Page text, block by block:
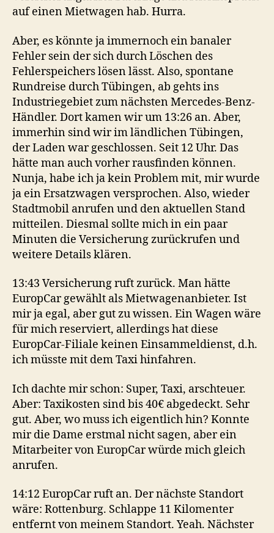
auf einen Mietwagen hab. Hurra.
Aber, es könnte ja immernoch ein banaler
Fehler sein der sich durch Löschen des
Fehlerspeichers lösen lässt. Also, spontane
Rundreise durch Tübingen, ab gehts ins
Industriegebiet zum nächsten Mercedes-Benz-
Händler. Dort kamen wir um 13:26 an. Aber,
immerhin sind wir im ländlichen Tübingen,
der Laden war geschlossen. Seit 12 Uhr. Das
hätte man auch vorher rausfinden können.
Nunja, habe ich ja kein Problem mit, mir wurde
ja ein Ersatzwagen versprochen. Also, wieder
Stadtmobil anrufen und den aktuellen Stand
mitteilen. Diesmal sollte mich in ein paar
Minuten die Versicherung zurückrufen und
weitere Details klären.
13:43 Versicherung ruft zurück. Man hätte
EuropCar gewählt als Mietwagenanbieter. Ist
mir ja egal, aber gut zu wissen. Ein Wagen wäre
für mich reserviert, allerdings hat diese
EuropCar-Filiale keinen Einsammeldienst, d.h.
ich müsste mit dem Taxi hinfahren.
Ich dachte mir schon: Super, Taxi, arschteuer.
Aber: Taxikosten sind bis 40€ abgedeckt. Sehr
gut. Aber, wo muss ich eigentlich hin? Konnte
mir die Dame erstmal nicht sagen, aber ein
Mitarbeiter von EuropCar würde mich gleich
anrufen.
14:12 EuropCar ruft an. Der nächste Standort
wäre: Rottenburg. Schlappe 11 Kilomenter
entfernt von meinem Standort. Yeah. Nächster